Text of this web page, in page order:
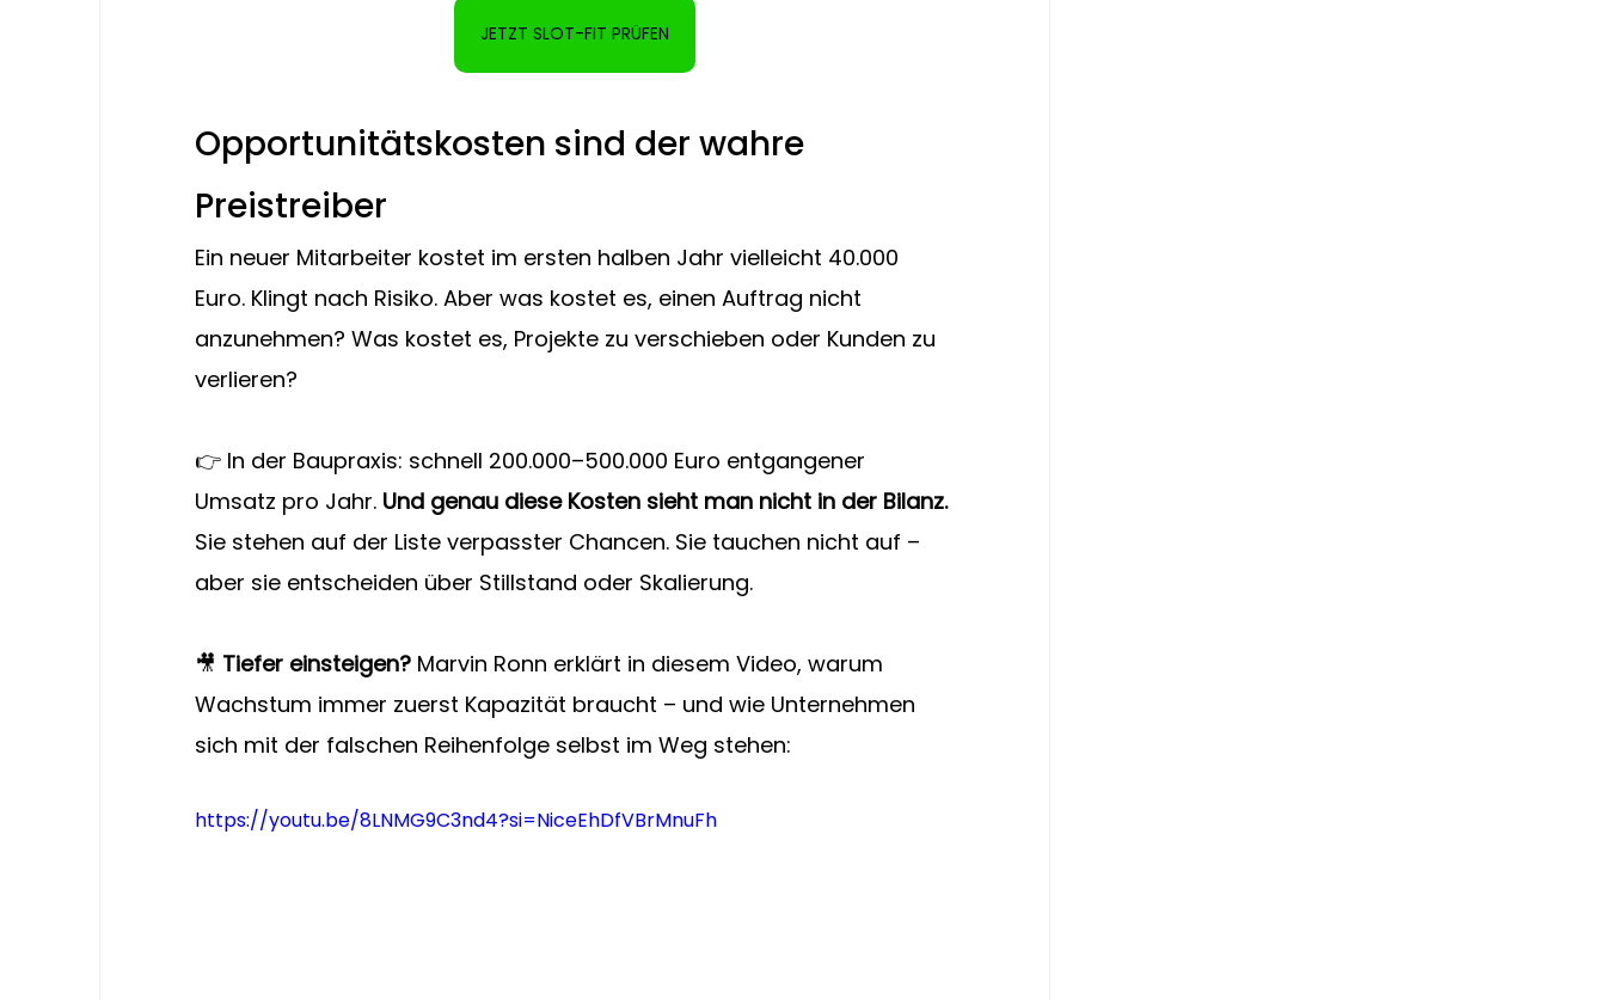
JETZT SLOT-FIT PRÜFEN
Opportunitätskosten sind der wahre
Preistreiber
Ein neuer Mitarbeiter kostet im ersten halben Jahr vielleicht 40.000
Euro. Klingt nach Risiko. Aber was kostet es, einen Auftrag nicht
anzunehmen? Was kostet es, Projekte zu verschieben oder Kunden zu
verlieren?
👉 In der Baupraxis: schnell 200.000–500.000 Euro entgangener
Umsatz pro Jahr. Und genau diese Kosten sieht man nicht in der Bilanz.
Sie stehen auf der Liste verpasster Chancen. Sie tauchen nicht auf –
aber sie entscheiden über Stillstand oder Skalierung.
🎥 Tiefer einsteigen? Marvin Ronn erklärt in diesem Video, warum
Wachstum immer zuerst Kapazität braucht – und wie Unternehmen
sich mit der falschen Reihenfolge selbst im Weg stehen:
https://youtu.be/8LNMG9C3nd4?si=NiceEhDfVBrMnuFh